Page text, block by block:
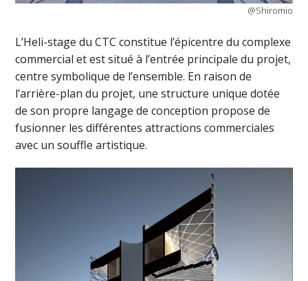
@Shiromio
L’Heli-stage du CTC constitue l’épicentre du complexe
commercial et est situé à l’entrée principale du projet,
centre symbolique de l’ensemble. En raison de
l’arrière-plan du projet, une structure unique dotée
de son propre langage de conception propose de
fusionner les différentes attractions commerciales
avec un souffle artistique.